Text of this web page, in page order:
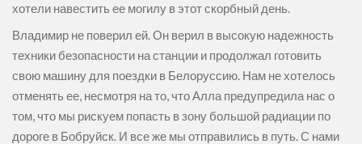
хотели навестить ее могилу в этот скорбный день.
Владимир не поверил ей. Он верил в высокую надежность
техники безопасности на станции и продолжал готовить
свою машину для поездки в Белоруссию. Нам не хотелось
отменять ее, несмотря на то, что Алла предупредила нас о
том, что мы рискуем попасть в зону большой радиации по
дороге в Бобруйск. И все же мы отправились в путь. С нами